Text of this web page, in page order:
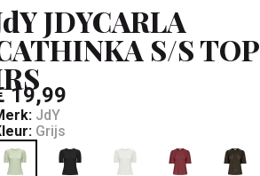
JDYCARLA
S/S TOP
19,99
JdY
Grijs